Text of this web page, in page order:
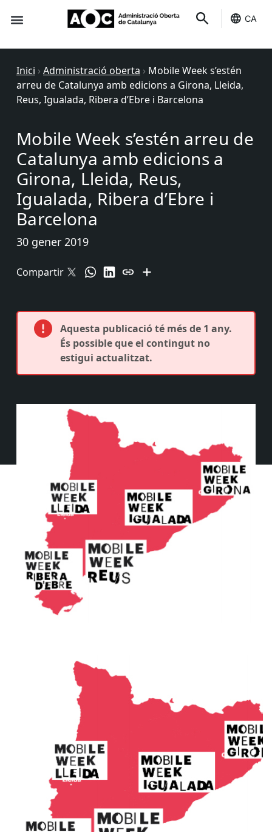
CA
Inici › Administració oberta › Mobile Week s’estén
arreu de Catalunya amb edicions a Girona, Lleida,
Reus, Igualada, Ribera d’Ebre i Barcelona
Mobile Week s’estén arreu de
Catalunya amb edicions a
Girona, Lleida, Reus,
Igualada, Ribera d’Ebre i
Barcelona
30 gener 2019
Compartir
Aquesta publicació té més de 1 any.
És possible que el contingut no
estigui actualitzat.